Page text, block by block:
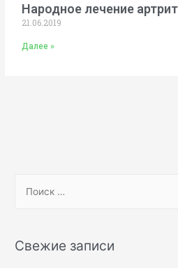
Народное лечение
21.06.2019
Далее »
Свежие записи